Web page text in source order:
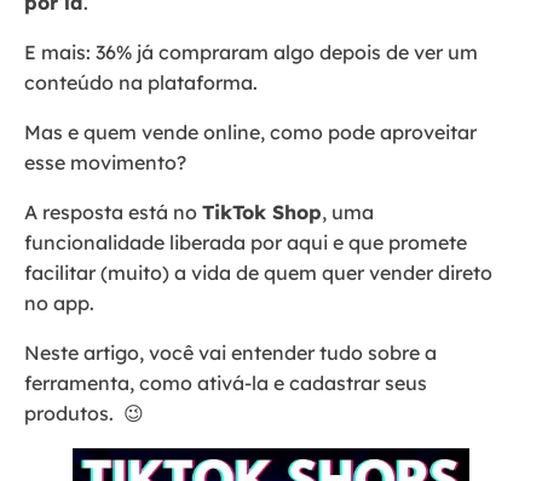
E mais: 36% já compraram algo depois de ver um
conteúdo na plataforma.
Mas e quem vende online, como pode aproveitar
esse movimento?
A resposta está no TikTok Shop, uma
funcionalidade liberada por aqui e que promete
facilitar (muito) a vida de quem quer vender direto
no app.
Neste artigo, você vai entender tudo sobre a
ferramenta, como ativá-la e cadastrar seus
produtos. 😉